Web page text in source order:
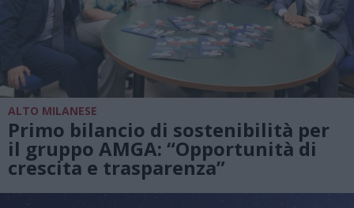
ALTO MILANESE
Primo bilancio di sostenibilità per
il gruppo AMGA: “Opportunità di
crescita e trasparenza”